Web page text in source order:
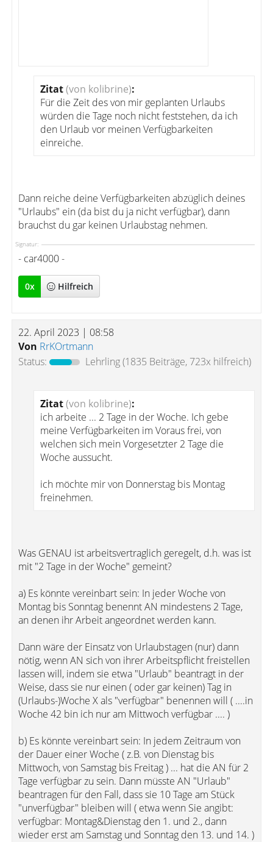
Zitat(von kolibrine):
Für die Zeit des von mir geplanten Urlaubs
würden die Tage noch nicht feststehen, da ich
den Urlaub vor meinen Verfügbarkeiten
einreiche.
Dann reiche deine Verfügbarkeiten abzüglich deines
"Urlaubs" ein (da bist du ja nicht verfügbar), dann
brauchst du gar keinen Urlaubstag nehmen.
Signatur:
- car4000 -
0x Hilfreich
22. April 2023 | 08:58
Von RrKOrtmann
Status:
Lehrling(1835 Beiträge, 723x hilfreich)
Zitat(von kolibrine):
ich arbeite ... 2 Tage in der Woche. Ich gebe
meine Verfügbarkeiten im Voraus frei, von
welchen sich mein Vorgesetzter 2 Tage die
Woche aussucht.
ich möchte mir von Donnerstag bis Montag
freinehmen.
Was GENAU ist arbeitsvertraglich geregelt, d.h. was ist
mit "2 Tage in der Woche" gemeint?
a) Es könnte vereinbart sein: In jeder Woche von
Montag bis Sonntag benennt AN mindestens 2 Tage,
an denen ihr Arbeit angeordnet werden kann.
Dann wäre der Einsatz von Urlaubstagen (nur) dann
nötig, wenn AN sich von ihrer Arbeitspflicht freistellen
lassen will, indem sie etwa "Urlaub" beantragt in der
Weise, dass sie nur einen ( oder gar keinen) Tag in
(Urlaubs-)Woche X als "verfügbar" benennen will ( ....in
Woche 42 bin ich nur am Mittwoch verfügbar .... )
b) Es könnte vereinbart sein: In jedem Zeitraum von
der Dauer einer Woche ( z.B. von Dienstag bis
Mittwoch, von Samstag bis Freitag ) ... hat die AN für 2
Tage verfügbar zu sein. Dann müsste AN "Urlaub"
beantragen für den Fall, dass sie 10 Tage am Stück
"unverfügbar" bleiben will ( etwa wenn Sie angibt:
verfügbar: Montag&Dienstag den 1. und 2., dann
wieder erst am Samstag und Sonntag den 13. und 14. )